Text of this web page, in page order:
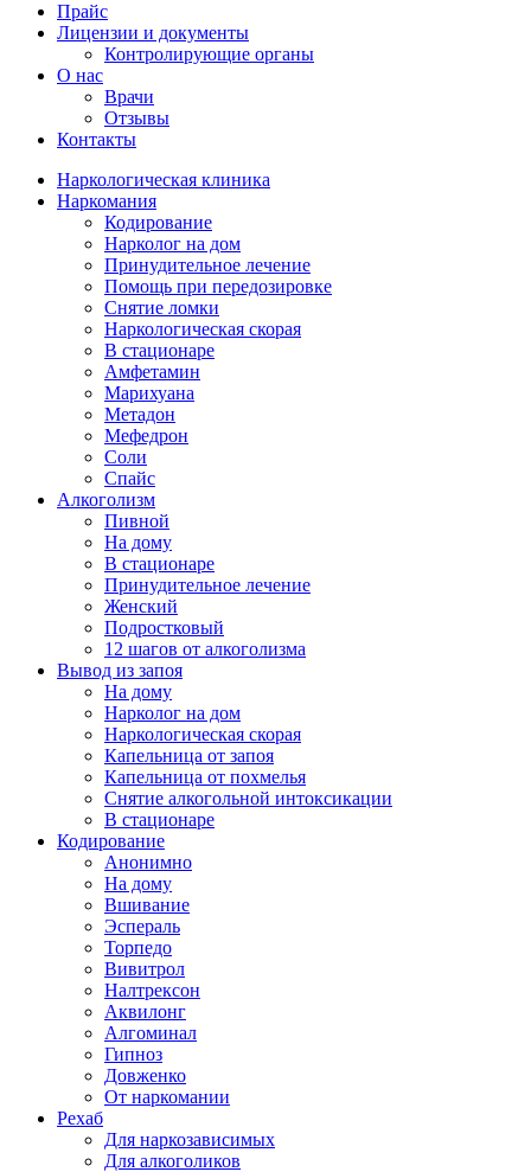
Прайс
Лицензии и документы
Контролирующие органы
О нас
Врачи
Отзывы
Контакты
Наркологическая клиника
Наркомания
Кодирование
Нарколог на дом
Принудительное лечение
Помощь при передозировке
Снятие ломки
Наркологическая скорая
В стационаре
Амфетамин
Марихуана
Метадон
Мефедрон
Соли
Спайс
Алкоголизм
Пивной
На дому
В стационаре
Принудительное лечение
Женский
Подростковый
12 шагов от алкоголизма
Вывод из запоя
На дому
Нарколог на дом
Наркологическая скорая
Капельница от запоя
Капельница от похмелья
Снятие алкогольной интоксикации
В стационаре
Кодирование
Анонимно
На дому
Вшивание
Эспераль
Торпедо
Вивитрол
Налтрексон
Аквилонг
Алгоминал
Гипноз
Довженко
От наркомании
Рехаб
Для наркозависимых
Для алкоголиков